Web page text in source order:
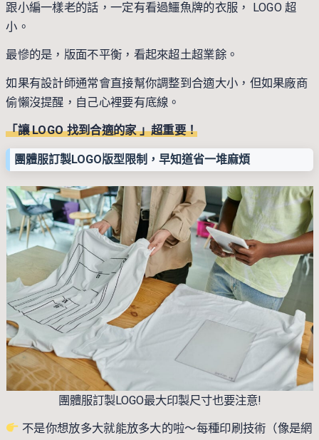
跟小編一樣老的話，一定有看過鱷魚牌的衣服， LOGO 超
小。
最慘的是，版面不平衡，看起來超土超業餘。
如果有設計師通常會直接幫你調整到合適大小，但如果廠商
偷懶沒提醒，自己心裡要有底線。
「讓 LOGO 找到合適的家 」超重要！
團體服訂製LOGO版型限制，早知道省一堆麻煩
團體服訂製LOGO最大印製尺寸也要注意!
不是你想放多大就能放多大的啦～每種印刷技術（像是網